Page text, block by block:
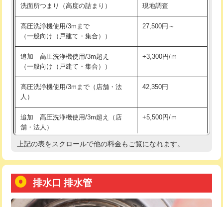
バスタブ設置 現場見積
追加人工 16,500円
廃棄・処分
※給水管工事は20mmまでの価格です。
給水管工事※（ホール加工) 16,500円
給水管工事※（バンド止め)
給水管工事※（支持金具設置) 5,500円
給水管工事※（保温材使用（バンド止
め込み）)
5,500円
給水管工事※（土の掘削・埋め戻し作
業)
11,000円
用/3ｍまで)
用（追加）/3ｍ超え)
給水管工事※（ライニング鋼管・銅
44,000円
洗面所つまり（高度の詰まり） 現地調査
高圧洗浄機使用/3mまで
（一般向け（戸建て・集合））
27,500円～
追加 高圧洗浄機使用/3m超え
（一般向け（戸建て・集合））
+3,300円/ｍ
高圧洗浄機使用/3mまで（店舗・法
人）
42,350円
追加 高圧洗浄機使用/3m超え（店
舗・法人）
+5,500円/ｍ
高度高圧洗浄換 現地調査
トーラー機使用/3mまで
上記の表をスクロールで他の料金もご覧になれます。
排水口 排水管